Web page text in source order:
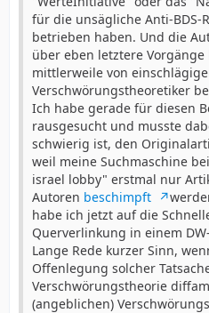
für die unsägliche Anti-BDS-
betrieben haben. Und die
über eben letztere
mittlerweile von
Verschwörungstheoretiker
Ich habe gerade für diesen
rausgesucht und musste
schwierig ist, den
weil meine Suchmaschine
israel lobby" erstmal nur
Autoren beschimpft
habe ich jetzt auf die
Querverlinkung in einem
Lange Rede kurzer Sinn,
Offenlegung solcher
Verschwörungstheorie
(angeblichen)